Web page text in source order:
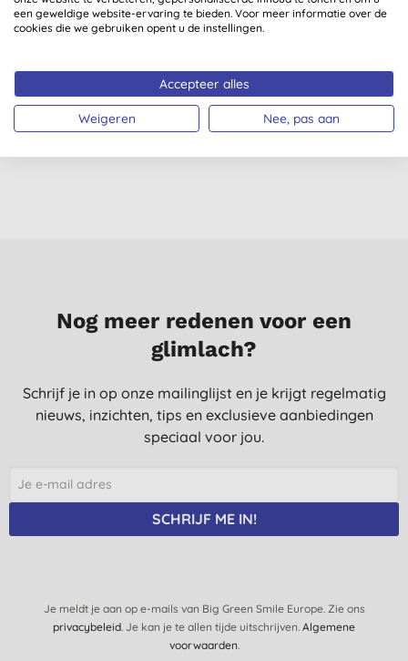
Bio-D
vaatwastabletten
30stuks
Bio-D Afwasmiddel
Mandarijn - 750ml
Nog meer redenen voor een
glimlach?
Schrijf je in op onze mailinglijst en je krijgt regelmatig
nieuws, inzichten, tips en exclusieve aanbiedingen
speciaal voor jou.
SCHRIJF ME IN!
Je meldt je aan op e-mails van Big Green Smile Europe. Zie ons
privacybeleid. Je kan je te allen tijde uitschrijven. Algemene
voorwaarden.
een geweldige website-ervaring te bieden. Voor meer informatie over de
cookies die we gebruiken opent u de instellingen.
Accepteer alles
Weigeren Nee, pas aan